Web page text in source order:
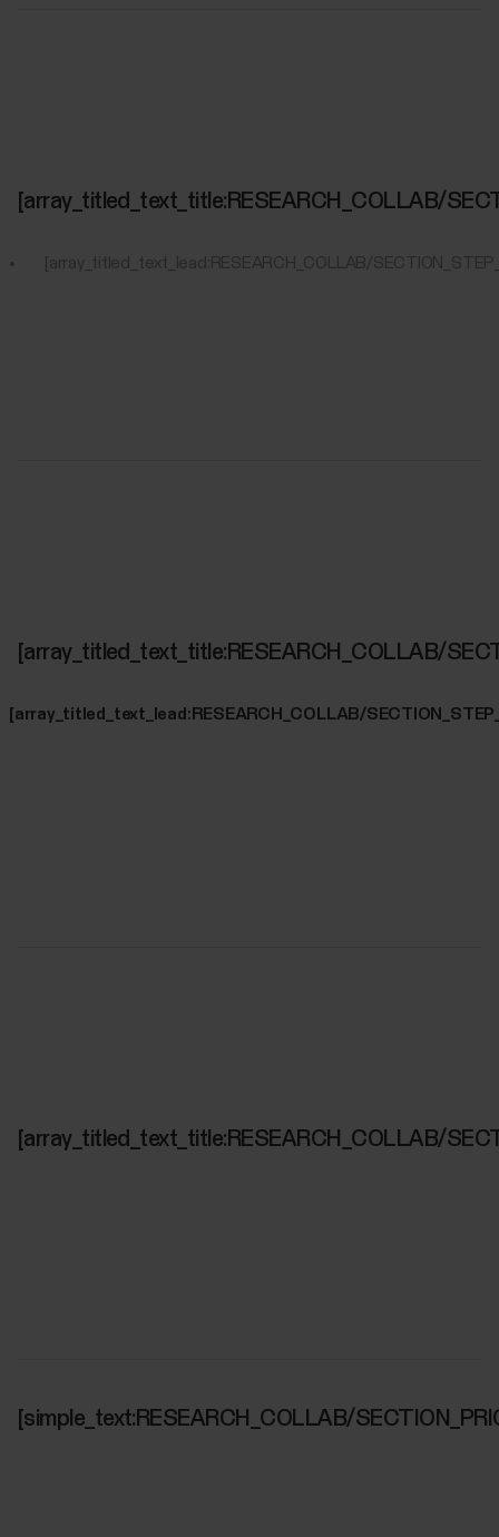
[array_titled_text_title:RESEARCH_COLLAB/
[array_titled_text_lead:RESEARCH_COLLAB/
[array_titled_text_title:RESEARCH_COLLAB/
[array_titled_text_lead:RESEARCH_COLLAB/
[array_titled_text_title:RESEARCH_COLLAB/
[simple_text:RESEARCH_COLLAB/